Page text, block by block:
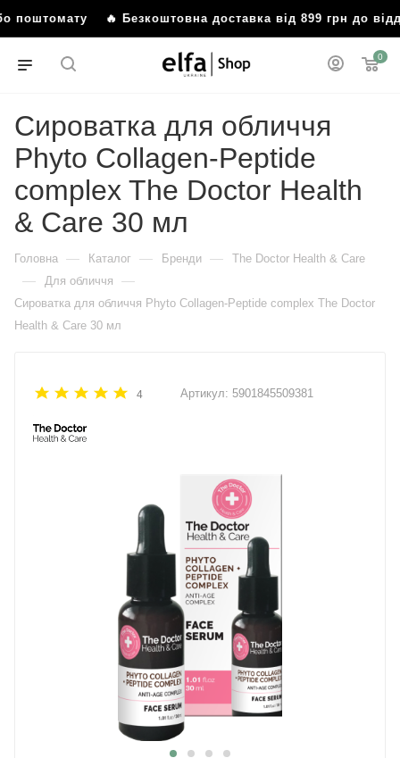
поштомату 🔥 Безкоштовна доставка від 899 грн до
0
Сироватка для обличчя
Phyto Collagen-Peptide
complex The Doctor Health
& Care 30 мл
Головна — Каталог — Бренди — The Doctor Health & Care
— Для обличчя —
Сироватка для обличчя Phyto Collagen-Peptide complex The Doctor
Health & Care 30 мл
4 Артикул: 5901845509381